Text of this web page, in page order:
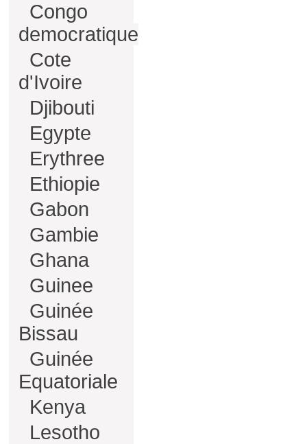
Congo
democratique
Cote
d'Ivoire
Djibouti
Egypte
Erythree
Ethiopie
Gabon
Gambie
Ghana
Guinee
Guinée
Bissau
Guinée
Equatoriale
Kenya
Lesotho